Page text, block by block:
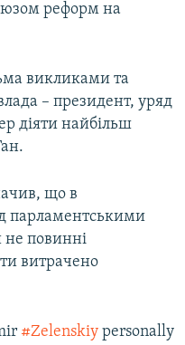
реформ на
викликами та
– президент, уряд
діяти найбільш
що в
парламентськими
повинні
витрачено
#Zelenskiy personally